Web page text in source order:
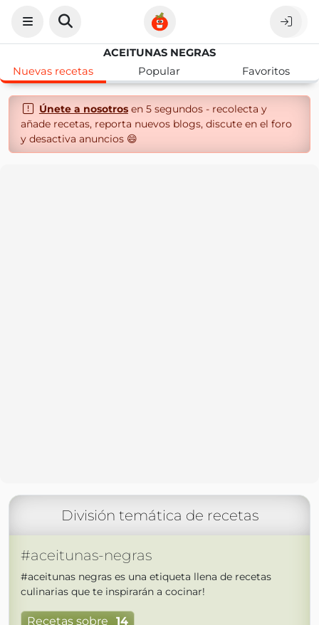
ACEITUNAS NEGRAS
Nuevas recetas
Popular Favoritos
Únete a nosotrosen 5 segundos - recolecta y
añade recetas, reporta nuevos blogs, discute en el foro
y desactiva anuncios 😄
División temática de recetas
#aceitunas-negras
#aceitunas negras es una etiqueta llena de recetas
culinarias que te inspirarán a cocinar!
Recetas sobre 14